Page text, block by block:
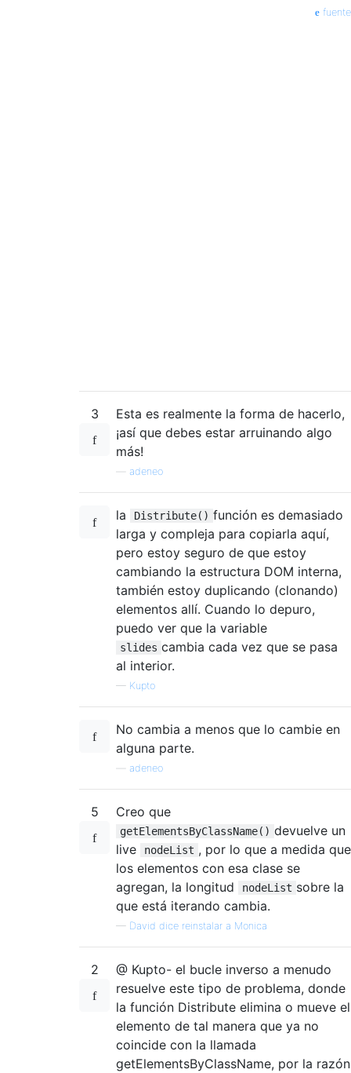
fuente
3
Esta es realmente la forma de hacerlo,
¡así que debes estar arruinando algo
más!
adeneo
la Distribute() función es demasiado
larga y compleja para copiarla aquí,
pero estoy seguro de que estoy
cambiando la estructura DOM interna,
también estoy duplicando (clonando)
elementos allí. Cuando lo depuro,
puedo ver que la variable
slides cambia cada vez que se pasa
al interior.
— Kupto
No cambia a menos que lo cambie en
alguna parte.
adeneo
5 Creo que
getElementsByClassName() devuelve un
live
nodeList , por lo que a medida que
los elementos con esa clase se
agregan, la longitud
nodeList sobre la
que está iterando cambia.
— David dice reinstalar a Monica
2
@ Kupto- el bucle inverso a menudo
resuelve este tipo de problema, donde
la función Distribute elimina o mueve el
elemento de tal manera que ya no
coincide con la llamada
getElementsByClassName, por la razón